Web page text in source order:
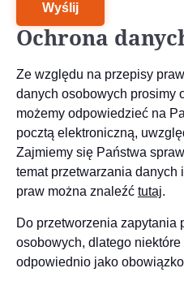
Wyślij
Ochrona
Ze względu na przepisy
danych osobowych prosimy
możemy odpowiedzieć na
pocztą elektroniczną,
Zajmiemy się Państwa
temat przetwarzania danych
praw można znaleźć tutaj.
Do przetworzenia zapytania
osobowych, dlatego
odpowiednio jako